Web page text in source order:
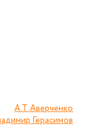
А.Т. Аверченко
Герасимов